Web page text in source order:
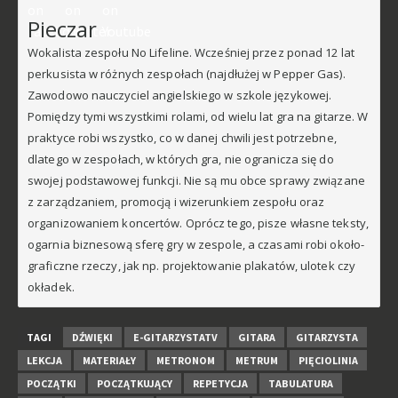
Pieczar
Wokalista zespołu No Lifeline. Wcześniej przez ponad 12 lat
perkusista w różnych zespołach (najdłużej w Pepper Gas).
Zawodowo nauczyciel angielskiego w szkole językowej.
Pomiędzy tymi wszystkimi rolami, od wielu lat gra na gitarze. W
praktyce robi wszystko, co w danej chwili jest potrzebne,
dlatego w zespołach, w których gra, nie ogranicza się do
swojej podstawowej funkcji. Nie są mu obce sprawy związane
z zarządzaniem, promocją i wizerunkiem zespołu oraz
organizowaniem koncertów. Oprócz tego, pisze własne teksty,
ogarnia biznesową sferę gry w zespole, a czasami robi około-
graficzne rzeczy, jak np. projektowanie plakatów, ulotek czy
okładek.
TAGI DŹWIĘKI E-GITARZYSTATV GITARA
GITARZYSTA
LEKCJA
MATERIAŁY METRONOM METRUM
PIĘCIOLINIA
POCZĄTKI
POCZĄTKUJĄCY REPETYCJA TABULATURA